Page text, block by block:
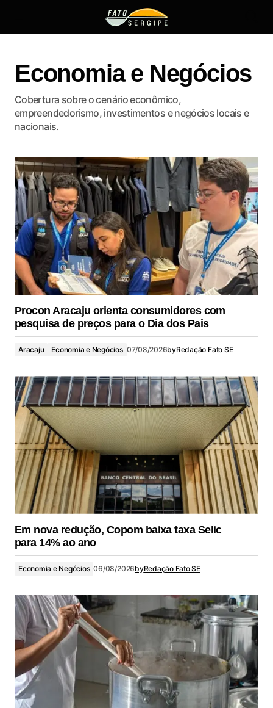
Economia e Negócios
Cobertura sobre o cenário econômico,
empreendedorismo, investimentos e negócios locais e
nacionais.
Procon Aracaju orienta consumidores com
pesquisa de preços para o Dia dos Pais
Aracaju Economia e Negócios 07/08/2026byRedação Fato SE
Em nova redução, Copom baixa taxa Selic
para 14% ao ano
Economia e Negócios 06/08/2026byRedação Fato SE